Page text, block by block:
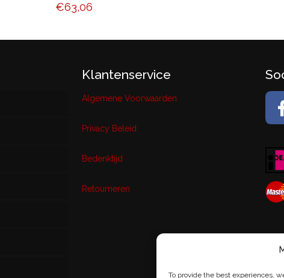
To provide the best experiences,
€63,06
Klantenservice
Algemene Voorwaarden
Privacy Beleid
Bedenktijd
Retourneren